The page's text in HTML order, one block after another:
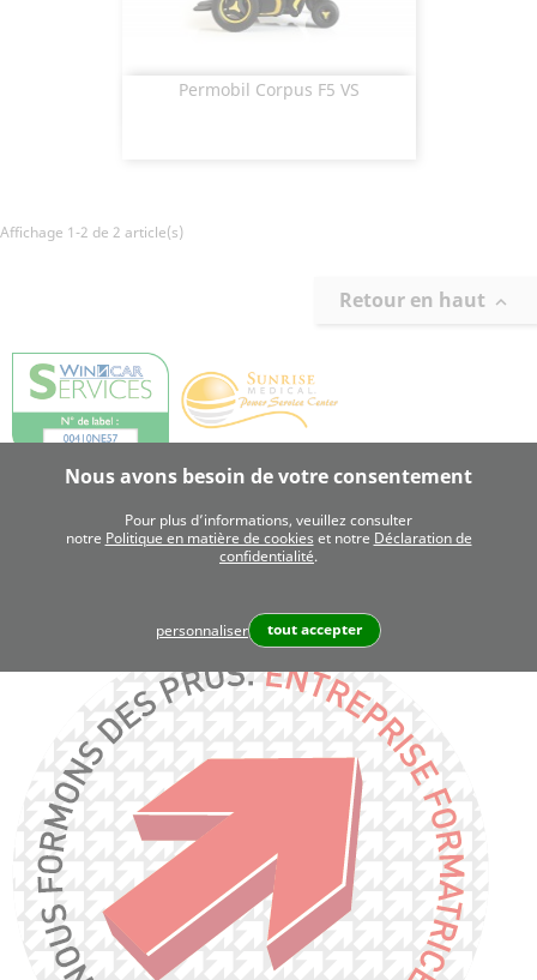
Permobil Corpus F5 VS
Aperçu rapide
Affichage 1-2 de 2 article(s)
Retour en haut 
Nous avons besoin de votre consentement
Pour plus d’informations, veuillez consulter
notre Politique en matière de cookies et notre Déclaration de
confidentialité.
personnaliser tout accepter